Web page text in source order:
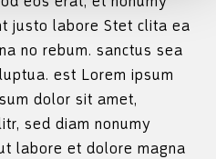
justo labore Stet clita ea
no rebum. sanctus sea
est Lorem ipsum
dolor sit amet,
sed diam nonumy
labore et dolore magna